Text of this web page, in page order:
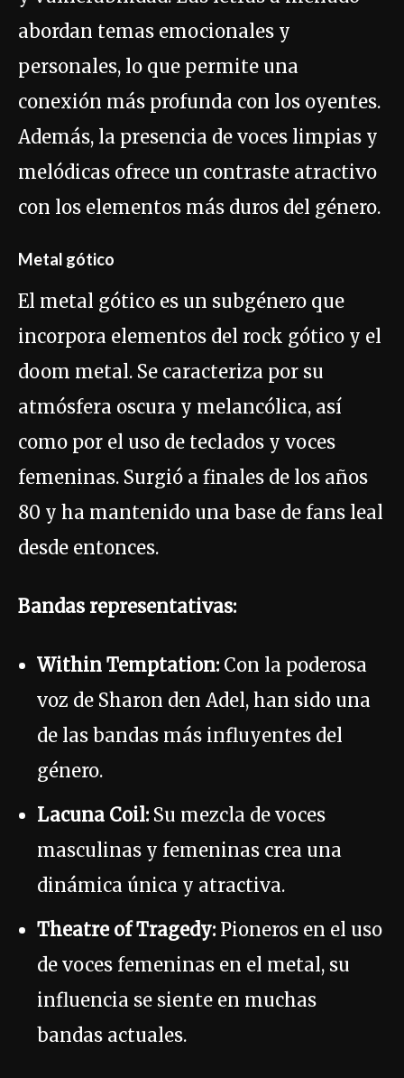
abordan temas emocionales y
personales, lo que permite una
conexión más profunda con los oyentes.
Además, la presencia de voces limpias y
melódicas ofrece un contraste atractivo
con los elementos más duros del género.
Metal gótico
El metal gótico es un subgénero que
incorpora elementos del rock gótico y el
doom metal. Se caracteriza por su
atmósfera oscura y melancólica, así
como por el uso de teclados y voces
femeninas. Surgió a finales de los años
80 y ha mantenido una base de fans leal
desde entonces.
Bandas representativas:
Within Temptation: Con la poderosa
voz de Sharon den Adel, han sido una
de las bandas más influyentes del
género.
Lacuna Coil: Su mezcla de voces
masculinas y femeninas crea una
dinámica única y atractiva.
Theatre of Tragedy: Pioneros en el uso
de voces femeninas en el metal, su
influencia se siente en muchas
bandas actuales.